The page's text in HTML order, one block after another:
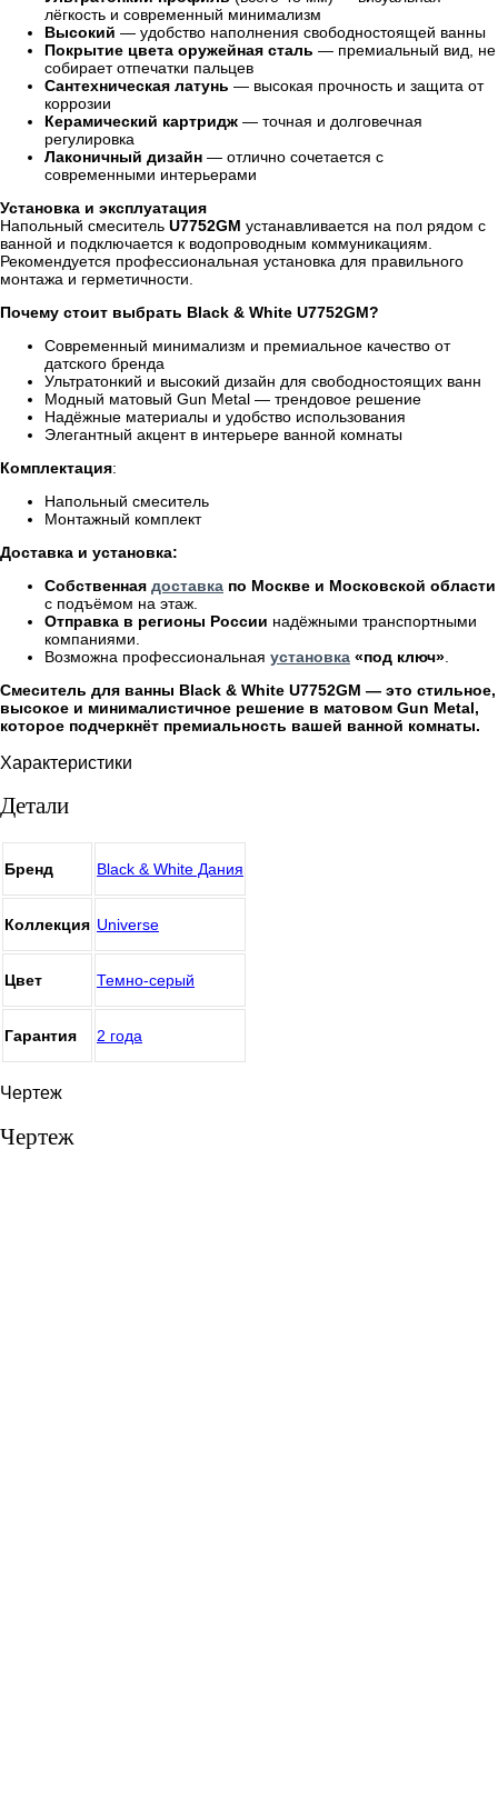
лёгкость и современный минимализм
Высокий — удобство наполнения свободностоящей ванны
Покрытие цвета оружейная сталь — премиальный вид, не
собирает отпечатки пальцев
Сантехническая латунь — высокая прочность и защита от
коррозии
Керамический картридж — точная и долговечная
регулировка
Лаконичный дизайн — отлично сочетается с
современными интерьерами
Установка и эксплуатация
Напольный смеситель U7752GM устанавливается на пол рядом с
ванной и подключается к водопроводным коммуникациям.
Рекомендуется профессиональная установка для правильного
монтажа и герметичности.
Почему стоит выбрать Black & White U7752GM?
Современный минимализм и премиальное качество от
датского бренда
Ультратонкий и высокий дизайн для свободностоящих ванн
Модный матовый Gun Metal — трендовое решение
Надёжные материалы и удобство использования
Элегантный акцент в интерьере ванной комнаты
Комплектация:
Напольный смеситель
Монтажный комплект
Доставка и установка:
Собственная доставка по Москве и Московской области
с подъёмом на этаж.
Отправка в регионы России надёжными транспортными
компаниями.
Возможна профессиональная установка «под ключ»
Смеситель для ванны Black & White U7752GM — это стильное,
высокое и минималистичное решение в матовом Gun Metal,
которое подчеркнёт премиальность вашей ванной комнаты.
Характеристики
Детали
Бренд Black & White Дания
Коллекция Universe
Цвет Темно-серый
Гарантия 2 года
Чертеж
Чертеж